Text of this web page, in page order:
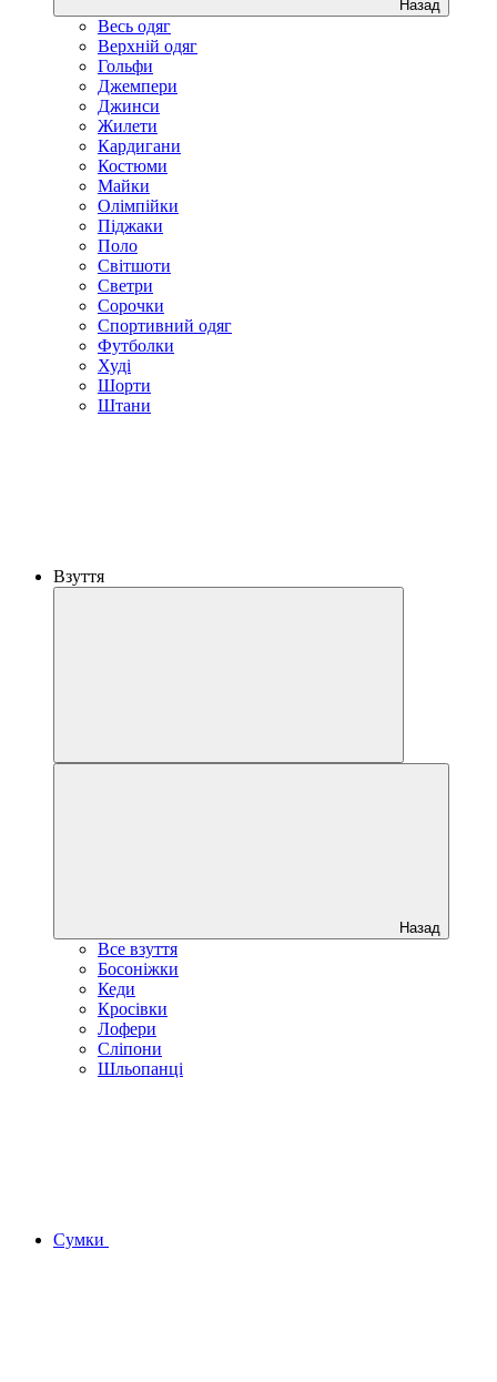
Назад
Весь одяг
Верхній одяг
Гольфи
Джемпери
Джинси
Жилети
Кардигани
Костюми
Майки
Олімпійки
Піджаки
Поло
Світшоти
Светри
Сорочки
Спортивний одяг
Футболки
Худі
Шорти
Штани
Взуття
Назад
Все взуття
Босоніжки
Кеди
Кросівки
Лофери
Сліпони
Шльопанці
Сумки